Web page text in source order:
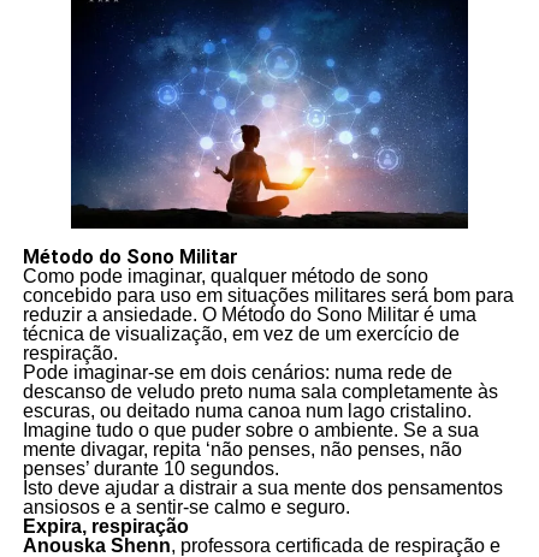
Método do Sono Militar
Como pode imaginar, qualquer método de sono
concebido para uso em situações militares será bom para
reduzir a ansiedade. O Método do Sono Militar é uma
técnica de visualização, em vez de um exercício de
respiração.
Pode imaginar-se em dois cenários: numa rede de
descanso de veludo preto numa sala completamente às
escuras, ou deitado numa canoa num lago cristalino.
Imagine tudo o que puder sobre o ambiente. Se a sua
mente divagar, repita ‘não penses, não penses, não
penses’ durante 10 segundos.
Isto deve ajudar a distrair a sua mente dos pensamentos
ansiosos e a sentir-se calmo e seguro.
Expira, respiração
Anouska Shenn, professora certificada de respiração e